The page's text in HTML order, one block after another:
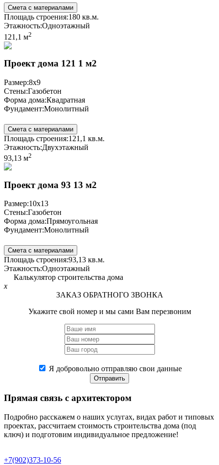
Смета с материалами
Площадь строения:180 кв.м.
Этажность:Одноэтажный
121,1 м2
Проект дома 121 1 м2
Размер:8x9
Стены:Газобетон
Форма дома:Квадратная
Фундамент:Монолитный
Смета с материалами
Площадь строения:121,1 кв.м.
Этажность:Двухэтажный
93,13 м2
Проект дома 93 13 м2
Размер:10x13
Стены:Газобетон
Форма дома:Прямоугольная
Фундамент:Монолитный
Смета с материалами
Площадь строения:93,13 кв.м.
Этажность:Одноэтажный
Калькулятор строительства дома
x
ЗАКАЗ ОБРАТНОГО ЗВОНКА
Укажите свой номер и мы сами Вам перезвоним
Я добровольно отправляю свои данные
Отправить
Прямая связь с архитектором
Подробно расскажем о наших услугах, видах работ и типовых
проектах, рассчитаем стоимость строительства дома (под
ключ) и подготовим индивидуальное предложение!
+7(902)373-10-56